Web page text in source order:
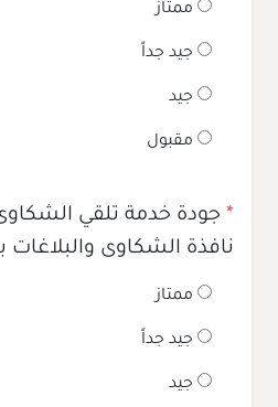
ممتاز
جيد جداً
جيد
مقبول
* جودة خدمة تلقي
نافذة الشكاوى
ممتاز
جيد جداً
جيد